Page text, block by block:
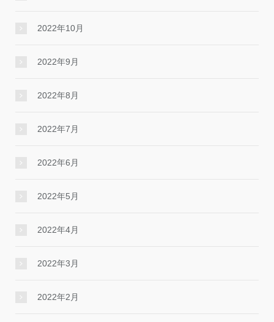
2022年10月
2022年9月
2022年8月
2022年7月
2022年6月
2022年5月
2022年4月
2022年3月
2022年2月